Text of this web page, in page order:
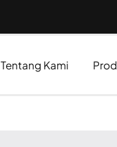
Tentang Kami